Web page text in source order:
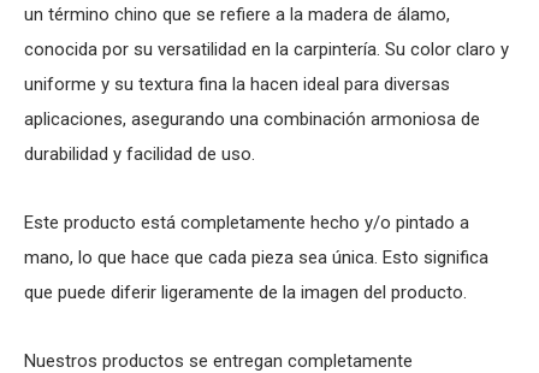
un término chino que se refiere a la madera de álamo,
conocida por su versatilidad en la carpintería. Su color claro y
uniforme y su textura fina la hacen ideal para diversas
aplicaciones, asegurando una combinación armoniosa de
durabilidad y facilidad de uso.
Este producto está completamente hecho y/o pintado a
mano, lo que hace que cada pieza sea única. Esto significa
que puede diferir ligeramente de la imagen del producto.
Nuestros productos se entregan completamente